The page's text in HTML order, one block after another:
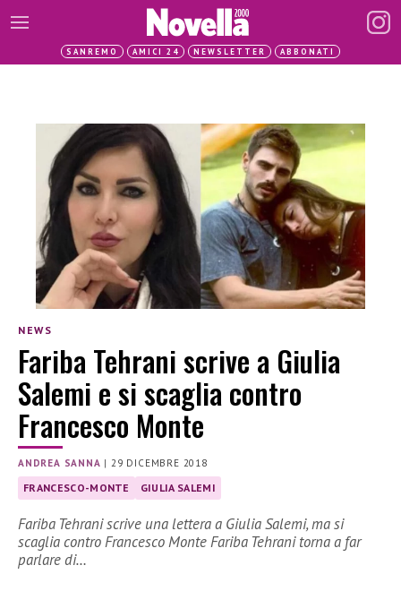
SANREMO AMICI 24 NEWSLETTER ABBONATI
NEWS
Fariba Tehrani scrive a Giulia
Salemi e si scaglia contro
Francesco Monte
ANDREA SANNA |29 DICEMBRE 2018
FRANCESCO-MONTE GIULIA SALEMI
Fariba Tehrani scrive una lettera a Giulia Salemi, ma si
scaglia contro Francesco Monte Fariba Tehrani torna a far
parlare di…